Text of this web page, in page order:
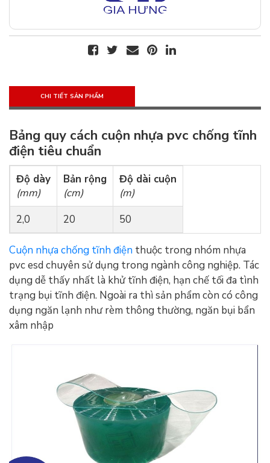
CHI TIẾT SẢN PHẨM
Bảng quy cách cuộn nhựa pvc chống tĩnh
điện tiêu chuẩn
Độ dày
(mm)
Bản rộng
(cm)
Độ dài cuộn
(m)
2,0
20 50
Cuộn nhựa chống tĩnh điện thuộc trong nhóm nhựa
pvc esd chuyên sử dụng trong ngành công nghiệp. Tác
dụng dễ thấy nhất là khử tĩnh điện, hạn chế tối đa tình
trạng bụi tĩnh điện. Ngoài ra thì sản phẩm còn có công
dụng ngăn lạnh như rèm thông thường, ngăn bụi bẩn
xâm nhập